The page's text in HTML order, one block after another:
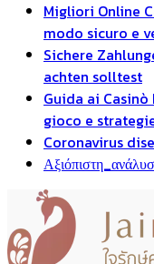
Migliori Online
modo sicuro e
Sichere
achten solltest
Guida ai
gioco e
Coronavirus